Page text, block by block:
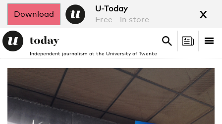
Download
U-Today
Free - in store
x
Independent journalism at the University of Twente
Search
Search